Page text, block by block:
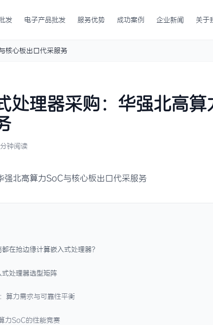
发 电子产品批发 服务优势 成功案例 企业新闻 关于
核心板出口代采服务
处理器采购：华强北高
钟阅读
强北高算力SoC与核心板出口代采服务
在抢边缘计算嵌入式处理器？
处理器选型矩阵
算力需求与可靠性平衡
力SoC的性能竞赛